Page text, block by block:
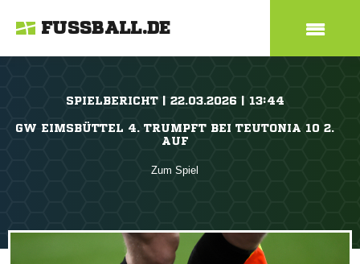
FUSSBALL.DE
SPIELBERICHT | 22.03.2026 | 13:44
GW EIMSBÜTTEL 4. TRUMPFT BEI TEUTONIA 10 2.
AUF
Zum Spiel